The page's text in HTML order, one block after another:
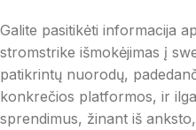
Galite pasitikėti informacija
stromstrike išmokėjimas į
patikrintų nuorodų,
konkrečios platformos, ir
sprendimus, žinant iš